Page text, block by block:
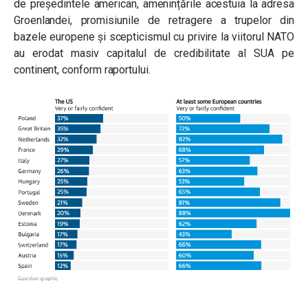
de președintele american, amenințările acestuia la adresa
Groenlandei, promisiunile de retragere a trupelor din
bazele europene și scepticismul cu privire la viitorul NATO
au erodat masiv capitalul de credibilitate al SUA pe
continent, conform raportului.